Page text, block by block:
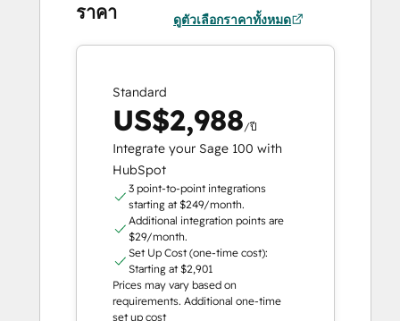
ราคา
ดูตัวเลือกราคาทั้งหมด
Standard
US$2,988/ปี
Integrate your Sage 100 with
HubSpot
3 point-to-point integrations
starting at $249/month.
Additional integration points are
$29/month.
Set Up Cost (one-time cost):
Starting at $2,901
Prices may vary based on
requirements. Additional one-time
set up cost